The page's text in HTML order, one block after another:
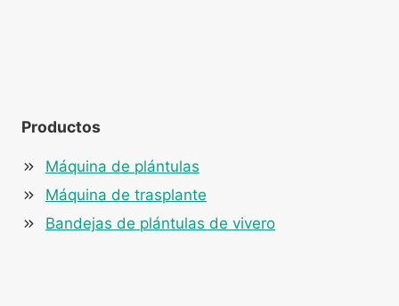
Productos
Máquina de plántulas
Máquina de trasplante
Bandejas de plántulas de vivero